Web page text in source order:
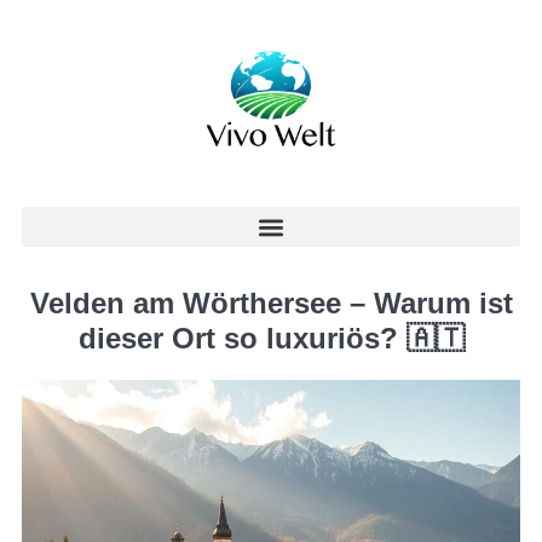
Velden am Wörthersee – Warum ist
dieser Ort so luxuriös? 🇦🇹